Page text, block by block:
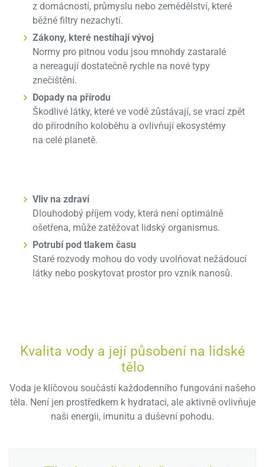
z domácností, průmyslu nebo zemědělství, které
běžné filtry nezachytí.
Zákony, které nestíhají vývoj
Normy pro pitnou vodu jsou mnohdy zastaralé
a nereagují dostatečně rychle na nové typy
znečištění.
Dopady na přírodu
Škodlivé látky, které ve vodě zůstávají, se vrací zpět
do přírodního koloběhu a ovlivňují ekosystémy
na celé planetě.
Vliv na zdraví
Dlouhodobý příjem vody, která není optimálně
ošetřena, může zatěžovat lidský organismus.
Potrubí pod tlakem času
Staré rozvody mohou do vody uvolňovat nežádoucí
látky nebo poskytovat prostor pro vznik nanosů.
Kvalita vody a její působení na lidské
tělo
Voda je klíčovou součástí každodenního fungování našeho
těla. Není jen prostředkem k hydrataci, ale aktivně ovlivňuje
naši energii, imunitu a duševní pohodu.